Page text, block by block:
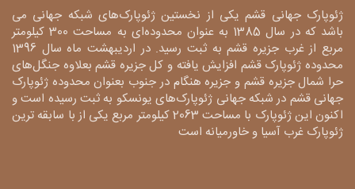
ژئوپارک جهانی قشم یکی از نخستین ژئوپارک‌های شبکه جهانی می
باشد که در سال 1385 به عنوان محدوده‌ای به مساحت 300 کیلومتر
مربع از غرب جزیره قشم به ثبت رسید. در اردیبهشت ماه سال 1396
محدوده ژئوپارک قشم افزایش یافته و کل جزیره قشم بعلاوه جنگل‌های
حرا شمال جزیره قشم و جزیره هنگام در جنوب بعنوان محدوده ژئوپارک
جهانی قشم در شبکه جهانی ژئوپارک‌های یونسکو به ثبت رسیده است و
اکنون این ژئوپارک با مساحت 2063 کیلومتر مربع یکی از با سابقه ترین
ژئوپارک غرب آسیا و خاورمیانه است